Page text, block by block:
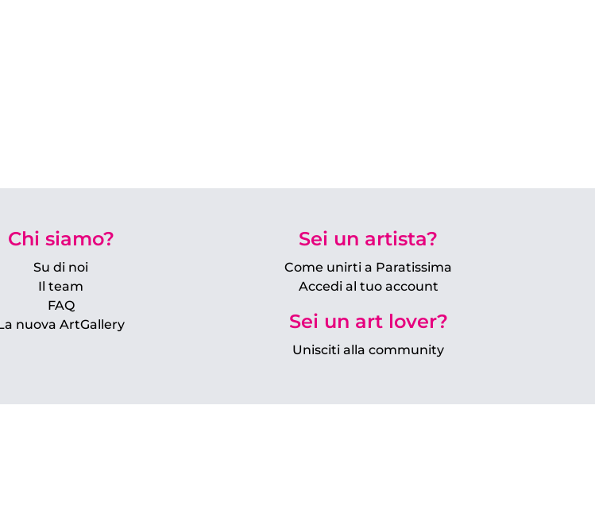
Chi siamo?
Su di noi
Il team
FAQ
nuova ArtGallery
Sei un artista?
Come unirti a Paratissima
Accedi al tuo account
Sei un art lover?
Unisciti alla community